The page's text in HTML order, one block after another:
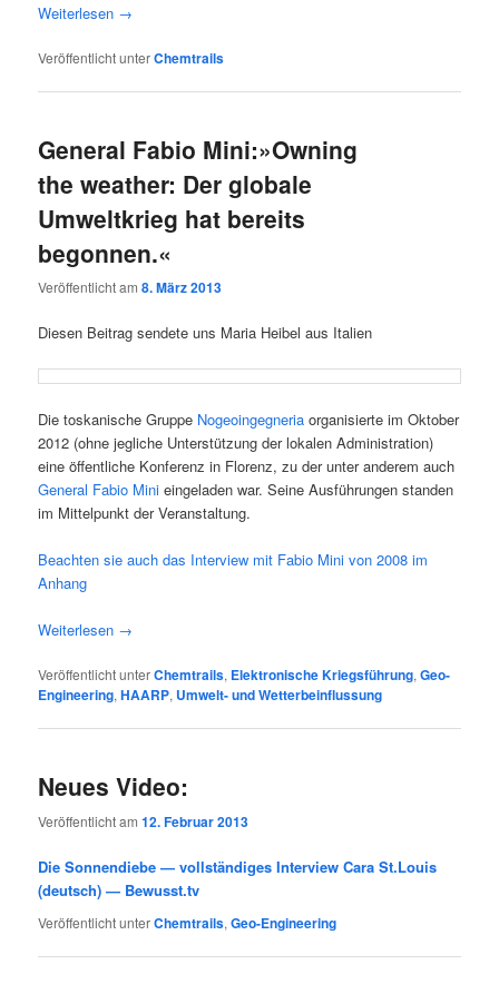
Wei­ter­le­sen →
Veröffentlicht unterChemtrails
General Fabio Mini:»Owning
the weather: Der globale
Umweltkrieg hat bereits
begonnen.«
Veröffentlicht am8. März 2013
Die­sen Bei­trag sen­de­te uns Maria Hei­bel aus Italien
Die tos­ka­ni­sche Grup­pe Nogeo­in­geg­ne­ria orga­ni­sier­te im Okto­ber
2012 (ohne jeg­li­che Unter­stüt­zung der loka­len Admi­nis­tra­ti­on)
eine öffent­li­che Kon­fe­renz in Flo­renz, zu der unter ande­rem auch
Gene­ral Fabio Mini ein­ge­la­den war. Sei­ne Aus­füh­run­gen stan­den
im Mit­tel­punkt der Veranstaltung.
Beach­ten sie auch das Inter­view mit Fabio Mini von 2008 im
Anhang
Wei­ter­le­sen →
Veröffentlicht unterChemtrails, Elektronische Kriegsführung,Geo-
Engineering,HAARP, Umwelt- und Wetterbeinflussung
Neues Video:
Veröffentlicht am12. Februar 2013
Die Sonnendiebe — vollständiges Interview Cara St.Louis
(deutsch) — Bewusst.tv
Veröffentlicht unterChemtrails,Geo-Engineering